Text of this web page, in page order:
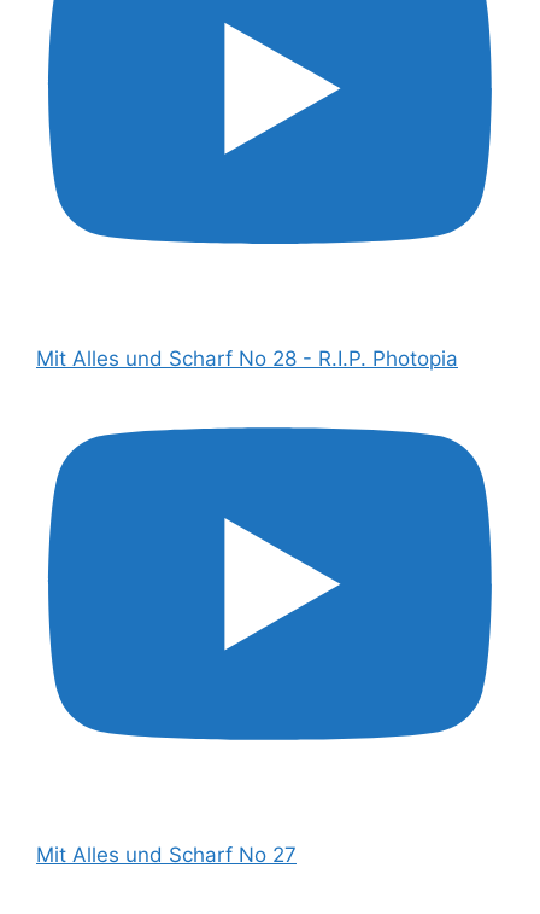
Mit Alles und Scharf No 28 - R.I.P. Photopia
Mit Alles und Scharf No 27